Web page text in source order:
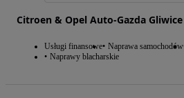
Citroen & Opel Auto-Gazda Gliwice
Usługi finansowe Naprawa samochodów
Naprawy blacharskie